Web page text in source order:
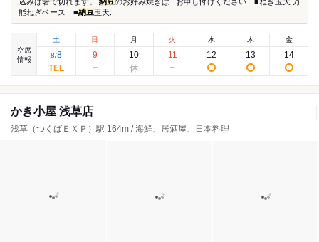
能ねぎベース ■納豆 玉天...
空席
情報
土
8/8
日
9
月
10
火
11
水
12
木
13
金
14
かき小屋 浅草店
浅草（つくばＥＸＰ）駅 164m / 海鮮、居酒屋、日本料理